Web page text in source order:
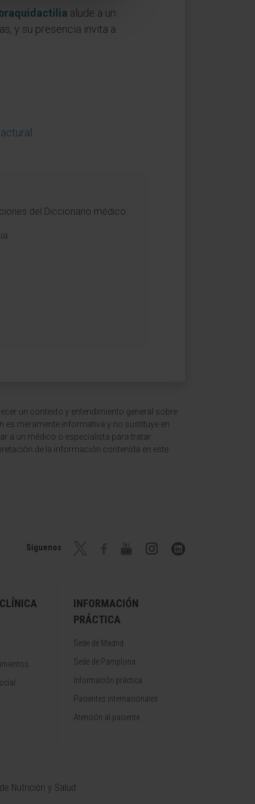
braquidactilia alude a un
y su presencia invita a
del Diccionario médico:
un contexto y entendimiento general sobre
meramente informativa y no sustituye en
a un médico o especialista para tratar
de la información contenida en este
Síguenos
INFORMACIÓN
PRÁCTICA
Sede de Madrid
Sede de Pamplona
Información práctica
Pacientes internacionales
Atención al paciente
Nutrición y Salud